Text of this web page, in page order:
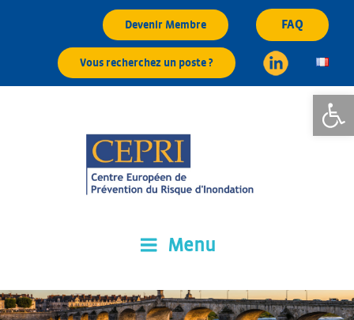
Ouvrir
Devenir Membre FAQ
Vous recherchez un poste ?
Menu